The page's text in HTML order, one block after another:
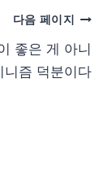
다음 페이지
좋은 게 아니
니즘 덕분이다